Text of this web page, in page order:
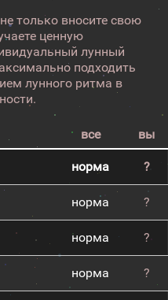
только вносите свою
ценную
лунный
подходить
лунного ритма в
все вы
норма ?
норма ?
норма ?
норма ?